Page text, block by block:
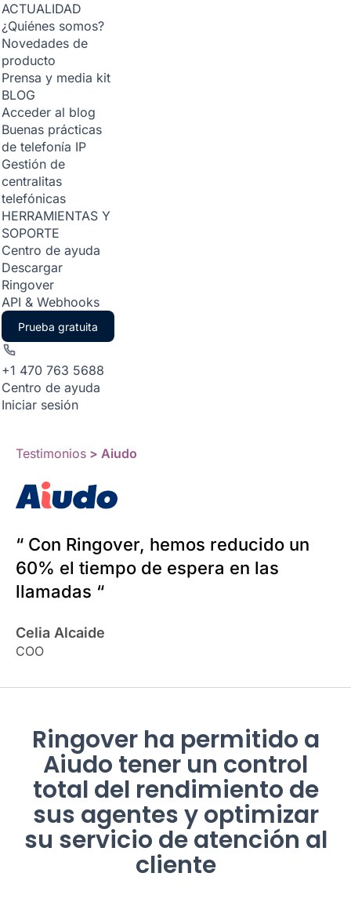
ACTUALIDAD
¿Quiénes somos?
Novedades de
producto
Prensa y media kit
BLOG
Acceder al blog
Buenas prácticas
de telefonía IP
Gestión de
centralitas
telefónicas
HERRAMIENTAS Y
SOPORTE
Centro de ayuda
Descargar
Ringover
API & Webhooks
Prueba gratuita
+1 470 763 5688
Centro de ayuda
Iniciar sesión
Testimonios > Aiudo
“ Con Ringover, hemos reducido un
60% el tiempo de espera en las
llamadas “
Celia Alcaide
COO
Ringover ha permitido a
Aiudo tener un control
total del rendimiento de
sus agentes y optimizar
su servicio de atención al
cliente